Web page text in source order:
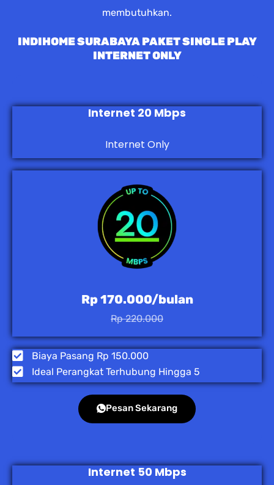
membutuhkan.
INDIHOME SURABAYA PAKET SINGLE PLAY
INTERNET ONLY
Internet 20 Mbps
Internet Only
Rp 170.000/bulan
Rp 220.000
Biaya Pasang Rp 150.000
Ideal Perangkat Terhubung Hingga 5
Pesan Sekarang
Internet 50 Mbps